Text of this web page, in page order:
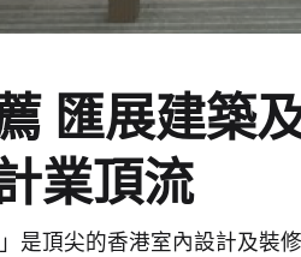
匯展建築
業頂流
是頂尖的香港室內設計及